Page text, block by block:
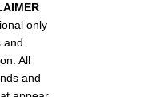
only
and
All
and